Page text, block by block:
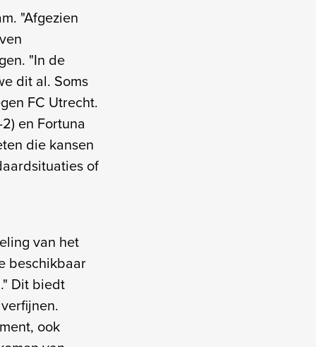
"Afgezien
"In de
dit al. Soms
FC Utrecht.
en Fortuna
die kansen
of
van het
beschikbaar
Dit biedt
ook